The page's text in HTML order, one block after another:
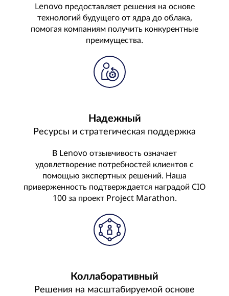
Lenovo предоставляет решения на основе
технологий будущего от ядра до облака,
помогая компаниям получить конкурентные
преимущества.
Надежный
Ресурсы и стратегическая поддержка
В Lenovo отзывчивость означает
удовлетворение потребностей клиентов с
помощью экспертных решений. Наша
приверженность подтверждается наградой CIO
100 за проект Project Marathon.
Коллаборативный
Решения на масштабируемой основе